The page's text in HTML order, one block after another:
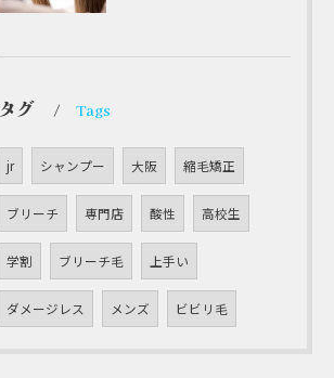
タグ Tags
jr シャンプー 大阪 縮毛矯正
ブリーチ 専門店 酸性 高校生
学割 ブリーチ毛 上手い
ダメージレス メンズ ビビリ毛